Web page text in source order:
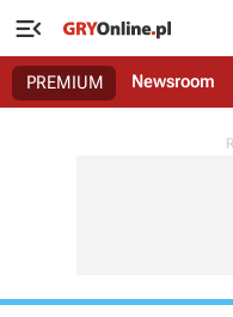

PREMIUM Newsroom